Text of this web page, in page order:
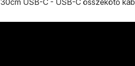
30cm USB-C - USB-C összekötő